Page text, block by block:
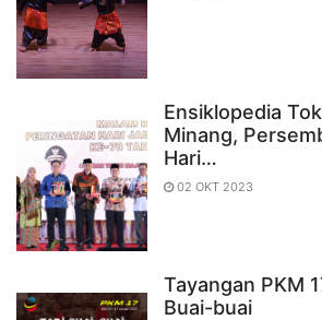
Ensiklopedia
Minang,
Hari…
02 OKT 2023
Tayangan PKM
Buai-buai